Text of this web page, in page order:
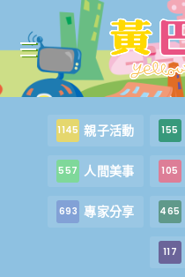
1145 親子活動 155
557 人間美事 105
693 專家分享 465
117